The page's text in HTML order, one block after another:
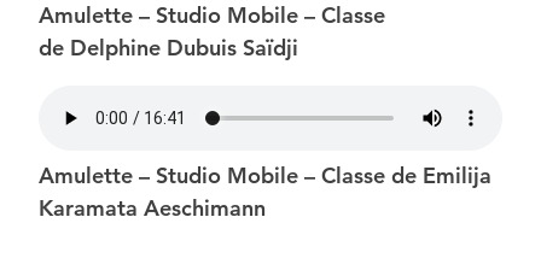
Amulette – Studio Mobile – Classe
de Delphine Dubuis Saïdji
Amulette – Studio Mobile – Classe de Emilija
Karamata Aeschimann